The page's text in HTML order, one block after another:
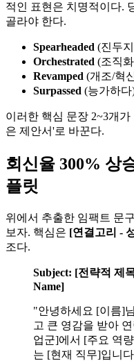
적인 표현은 치명적이다.
골라야 한다.
Spearheaded (진두
Orchestrated (조직
Revamped (개조/혁
Surpassed (능가하다
이러한 핵심 문장 2~3개
은 제안서'로 바꾼다.
회신율 300% 상
플릿
위에서 추출한 임팩트 문
보자. 핵심은 [연결고리 -
조다.
Subject: [전략적 제
Name]
"안녕하세요 [이름]
고 큰 영감을 받아
업군]에서 [주요 역
는 [현재 직무]입니